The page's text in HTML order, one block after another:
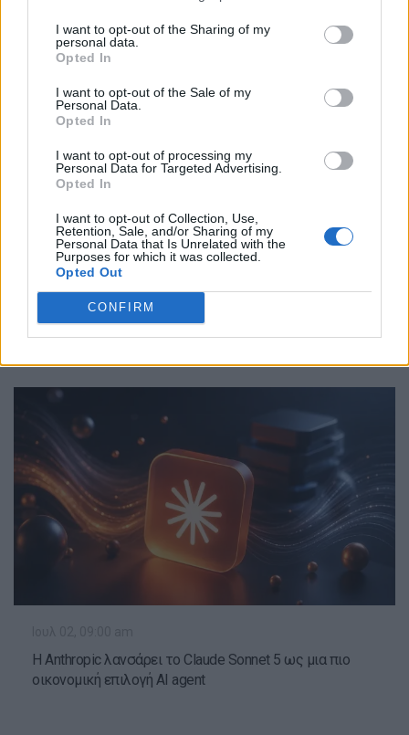
I want to opt-out of the Sharing of my
personal data.
Opted In
I want to opt-out of the Sale of my
Personal Data.
Opted In
I want to opt-out of processing my
Personal Data for Targeted Advertising.
Opted In
I want to opt-out of Collection, Use,
Retention, Sale, and/or Sharing of my
Personal Data that Is Unrelated with the
Purposes for which it was collected.
Opted Out
CONFIRM
Ιουλ 14, 09:00 am
του Newra AI Hub
Η Anthropic λανσάρει το Claude Sonnet 5 ως μια πιο
οικονομική επιλογή ΑΙ agent